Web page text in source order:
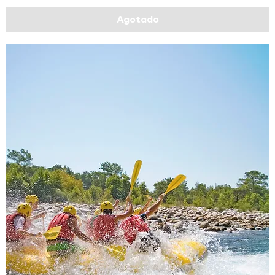
Agotado